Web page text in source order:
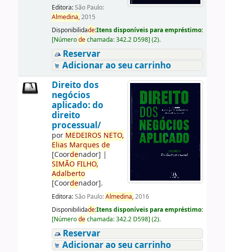
Editora:São Paulo:
Almedina,2015
Disponibilidade:Itens disponíveis para empréstimo:
[Númerodechamada:342.2 D598] (2).
Reservar
Adicionar ao seu carrinho
Direito dos
negócios
aplicado: do
direito
processual/
por MEDEIROS NETO,
Elias Marques de
[Coordenador] |
SIMÃO FILHO,
Adalberto
[Coordenador].
Editora:São Paulo:Almedina,2016
Disponibilidade:Itens disponíveis para empréstimo:
[Númerodechamada:342.2 D598] (2).
Reservar
Adicionar ao seu carrinho